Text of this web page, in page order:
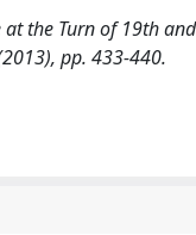
the Turn of 19th
pp. 433-440.